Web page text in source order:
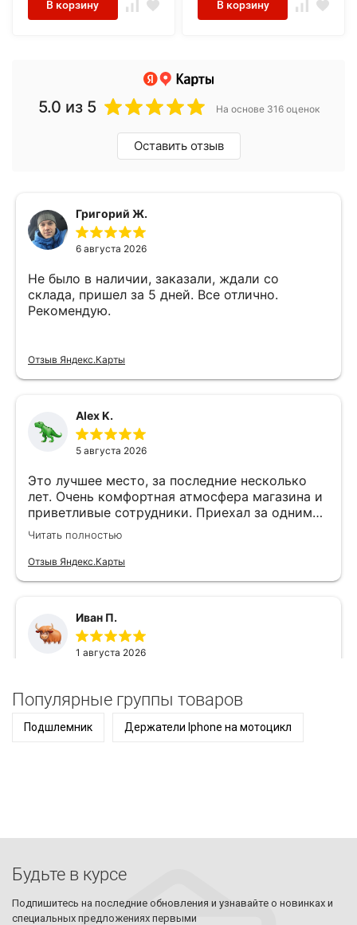
В корзину В корзину
Популярные группы товаров
Подшлемник Держатели Iphone на мотоцикл
Будьте в курсе
Подпишитесь на последние обновления и узнавайте о новинках и
специальных предложениях первыми